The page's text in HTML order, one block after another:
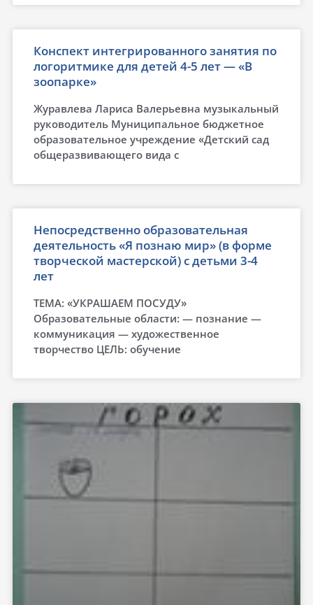
Конспект интегрированного занятия по
логоритмике для детей 4-5 лет — «В
зоопарке»
Журавлева Лариса Валерьевна музыкальный
руководитель Муниципальное бюджетное
образовательное учреждение «Детский сад
общеразвивающего вида с
Непосредственно образовательная
деятельность «Я познаю мир» (в форме
творческой мастерской) с детьми 3-4
лет
ТЕМА: «УКРАШАЕМ ПОСУДУ»
Образовательные области: — познание —
коммуникация — художественное
творчество ЦЕЛЬ: обучение